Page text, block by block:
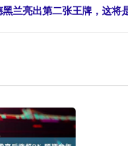
兰亮出第二张王牌，这将